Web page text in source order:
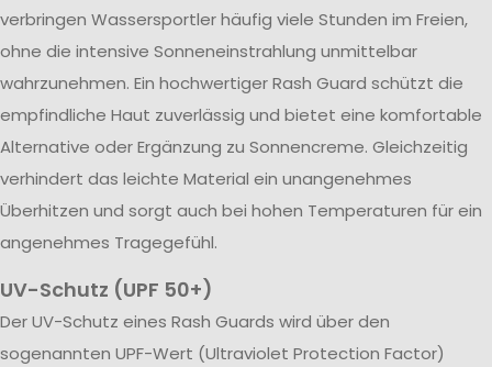
verbringen Wassersportler häufig viele Stunden im Freien,
ohne die intensive Sonneneinstrahlung unmittelbar
wahrzunehmen. Ein hochwertiger Rash Guard schützt die
empfindliche Haut zuverlässig und bietet eine komfortable
Alternative oder Ergänzung zu Sonnencreme. Gleichzeitig
verhindert das leichte Material ein unangenehmes
Überhitzen und sorgt auch bei hohen Temperaturen für ein
angenehmes Tragegefühl.
UV-Schutz (UPF 50+)
Der UV-Schutz eines Rash Guards wird über den
sogenannten UPF-Wert (Ultraviolet Protection Factor)